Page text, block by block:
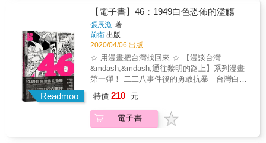
彭孟緝手中，對起義民眾大開殺戒，而集結在
城隍廟前，在趙文邦的帶領之下，組成自衛
隊。 民風保守，自清代起從未發生民變的澎
湖，響應了台灣本島的奮起，趙文邦並號召鄉
紳籌組「青年自治同盟」，卻在演說的當下遭
遇軍隊突襲，好友們被武裝警察開槍射殺、趙
文邦也入獄飽受刑求、等待處決，純樸的澎湖
也與本島面臨相同的「清鄉」命運
&hellip;&hellip; 本書為台灣歷史提供鮮為人知
年代的真實面貌。 「我們在不同的時空與場域
中，看見伯公與姪孫二人的身影交疊，時代不
同但精神無異、英靈不滅而一脈相承，作為凡
三十年之際，香港、印尼、西巴布亞、伊拉
克、厄瓜多等地陸續點燃抗爭之火， 而臺灣也
無法置身事外，用多少犧牲換來的自由，正面
臨前所未見的侵擾與破壞。回頭閱讀鄭南榕的
文章，試圖理解一名出版人如何以自身專業點
燃革命的烈火，再回頭觀看自己，如何捍衛深
愛的一切，完成當年鄭南榕未竟之理念。 本書
特色 1.為新世代編選的「革命出版人鄭南榕」
理念入門書。 2.為仍在奮鬥的鄭南榕戰友們精
心準備的，緬懷Nylon所思所想的文選。 3.全書
由榮獲金曲獎肯定的設計師小子一手包辦：從
封面到內文，融合當代美學語言，以摩登仿古
多學長姐與志同道合的朋友並參與社團，而柯
景耀也與同鄉玩伴陳碧瑛墜入愛河。 3月20
日，柯景耀與黎元君共騎一台單車，被警察攔
下後帶回警局遭到毒打。消息一出後，數百名
學生包圍警局，提出釋放兩人以及五大訴求，
最終警方只釋放了兩人。隔日，一千多名學生
再次走上街頭包圍警局請願，最後警方因人數
壓力向學生道歉，但此次包圍行動已驚動中華
民國政府當局。 4月6號，陳誠命令彭孟緝立即
盤配合政府的謝東閔院長不要干涉逮捕行動，
兩人皆間接成為大逮捕行動的幫兇。 日後，柯
景耀與黎元君在四六事件後分道揚鑣，陳碧瑛
Readmoo
【電子書】46：1949白色恐佈的濫觴
張辰漁 著
前衛 出版
2020/04/06 出版
☆ 用漫畫把台灣找回來 ☆ 【漫談台灣
&mdash;&mdash;通往黎明的路上】系列漫畫
第一彈！ 二二八事件後的勇敢抗暴 台灣白色
的四六事件 ◎關於本書◎ 島嶼吞噬悲傷，土地
掩埋記憶；悲傷不曾存在，記憶只成回憶。 柯
景耀與黎元君在孩童時目睹過二二八時菁英被
特價 210 元
電子書